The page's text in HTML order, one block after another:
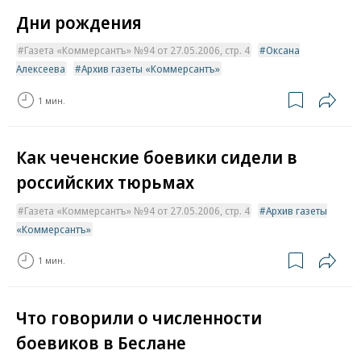
Дни рождения
Газета «Коммерсантъ» №94 от 27.05.2006, стр. 4
Оксана
Алексеева
Архив газеты «Коммерсантъ»
1 мин.
Как чеченские боевики сидели в
российских тюрьмах
Газета «Коммерсантъ» №94 от 27.05.2006, стр. 4
Архив газеты
«Коммерсантъ»
1 мин.
Что говорили о численности
боевиков в Беслане